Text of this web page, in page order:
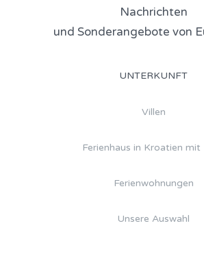
Nachrichten
und Sonderangebote von
UNTERKUNFT
Villen
Ferienhaus in Kroatien mit
Ferienwohnungen
Unsere Auswahl